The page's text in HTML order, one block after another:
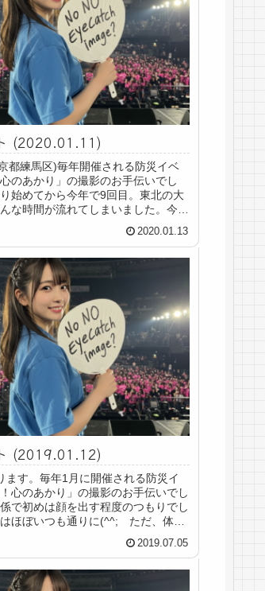
(2020.01.11)
都練馬区)毎年開催される防災イベ
のあかり」の撮影のお手伝いでし
始めてから今年で9回目。東北の大
な時間が流れてしまいました。今年
2020.01.13
(2019.01.12)
ます。毎年1月に開催される防災イ
心のあかり」の撮影のお手伝いでし
で初めは顔を出す程度のつもりでし
ほぼいつも通りに(^^; ただ、体の
2019.07.05